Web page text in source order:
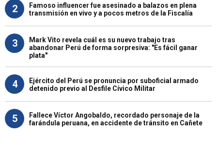
2
Famoso influencer fue asesinado a balazos en plena
transmisión en vivo y a pocos metros de la Fiscalía
3
Mark Vito revela cuál es su nuevo trabajo tras
abandonar Perú de forma sorpresiva: "Es fácil ganar
plata"
4
Ejército del Perú se pronuncia por suboficial armado
detenido previo al Desfile Cívico Militar
5
Fallece Víctor Angobaldo, recordado personaje de la
farándula peruana, en accidente de tránsito en Cañete